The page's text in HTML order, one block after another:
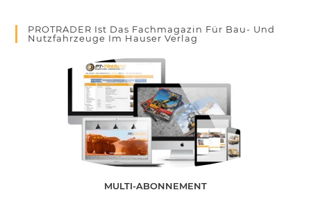
PROTRADER Ist Das Fachmagazin Für Bau- Und
Nutzfahrzeuge Im Hauser Verlag
MULTI-ABONNEMENT